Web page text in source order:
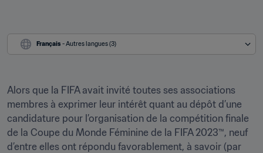
Français - Autres langues (3)
Alors que la FIFA avait invité toutes ses associations
membres à exprimer leur intérêt quant au dépôt d’une
candidature pour l’organisation de la compétition finale
de la Coupe du Monde Féminine de la FIFA 2023™, neuf
d’entre elles ont répondu favorablement, à savoir (par